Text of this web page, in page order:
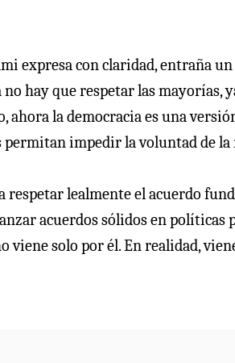
expresa con claridad, entraña
hay que respetar las mayorías,
ahora la democracia es una
permitan impedir la voluntad de
lealmente el acuerdo
acuerdos sólidos en políticas
solo por él. En realidad,